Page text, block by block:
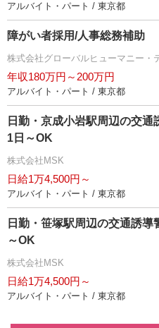
アルバイト・パート / 東京都
障がい者採用/人事総務補助
株式会社グローバルヒューマニー・
年収180万円～200万円
アルバイト・パート / 東京都
日勤・京成小岩駅周辺の交通
1日～OK
株式会社MSK
日給1万4,500円～
アルバイト・パート / 東京都
日勤・笹塚駅周辺の交通誘導
～OK
株式会社MSK
日給1万4,500円～
アルバイト・パート / 東京都